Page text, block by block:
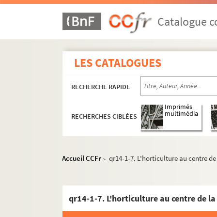
Catalogue
LES CATALOGUES
RECHERCHE RAPIDE
RECHERCHES CIBLÉES
Imprimés
multimédia
Accueil CCFr > qr14-1-7. L'horticulture au centre
qr1. Collections bibliographiques -
qr7. Documents recueillis par M. Martin
qr7-bis. Cartes des 17e et 18e siècles